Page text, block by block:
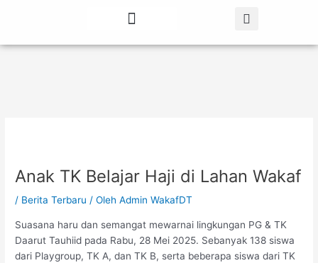
Anak TK Belajar Haji di Lahan Wakaf
/ Berita Terbaru / OlehAdmin WakafDT
Suasana haru dan semangat mewarnai lingkungan PG & TK
Daarut Tauhiid pada Rabu, 28 Mei 2025. Sebanyak 138 siswa
dari Playgroup, TK A, dan TK B, serta beberapa siswa dari TK